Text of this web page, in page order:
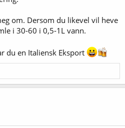
om. Dersom du likevel vil heve
i 30-60 i 0,5-1L vann.
du en Italiensk Eksport